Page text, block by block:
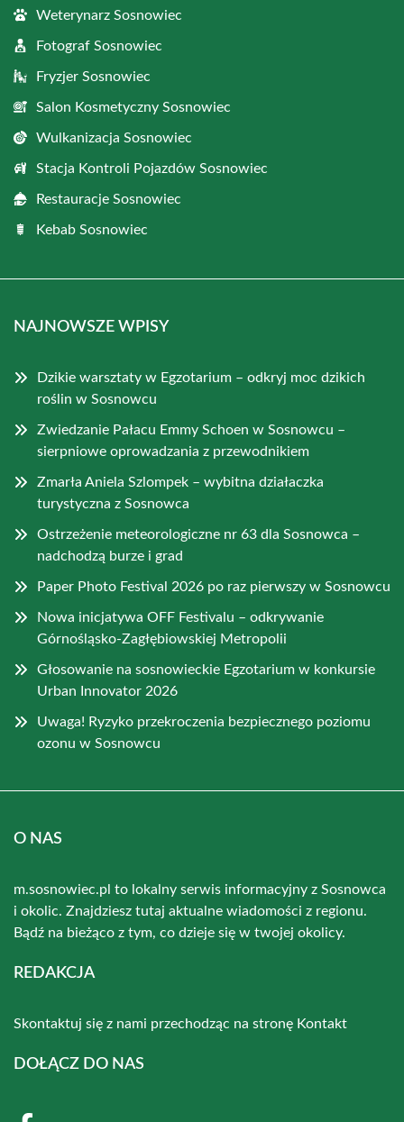
Weterynarz Sosnowiec
Fotograf Sosnowiec
Fryzjer Sosnowiec
Salon Kosmetyczny Sosnowiec
Wulkanizacja Sosnowiec
Stacja Kontroli Pojazdów Sosnowiec
Restauracje Sosnowiec
Kebab Sosnowiec
NAJNOWSZE WPISY
Dzikie warsztaty w Egzotarium – odkryj moc dzikich
roślin w Sosnowcu
Zwiedzanie Pałacu Emmy Schoen w Sosnowcu –
sierpniowe oprowadzania z przewodnikiem
Zmarła Aniela Szlompek – wybitna działaczka
turystyczna z Sosnowca
Ostrzeżenie meteorologiczne nr 63 dla Sosnowca –
nadchodzą burze i grad
Paper Photo Festival 2026 po raz pierwszy w Sosnowcu
Nowa inicjatywa OFF Festivalu – odkrywanie
Górnośląsko-Zagłębiowskiej Metropolii
Głosowanie na sosnowieckie Egzotarium w konkursie
Urban Innovator 2026
Uwaga! Ryzyko przekroczenia bezpiecznego poziomu
ozonu w Sosnowcu
O NAS
m.sosnowiec.pl to lokalny serwis informacyjny z Sosnowca
i okolic. Znajdziesz tutaj aktualne wiadomości z regionu.
Bądź na bieżąco z tym, co dzieje się w twojej okolicy.
REDAKCJA
Skontaktuj się z nami przechodząc na stronę Kontakt
DOŁĄCZ DO NAS